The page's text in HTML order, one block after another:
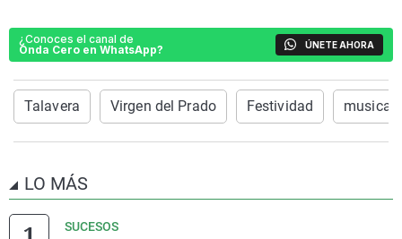
¿Conoces el canal de
Onda Cero en WhatsApp?
ÚNETE AHORA
Talavera Virgen del Prado Festividad musica
LO MÁS
SUCESOS